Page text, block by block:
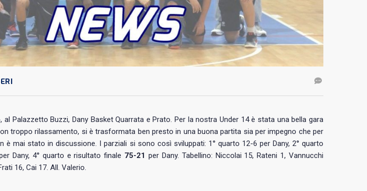
Palazzetto Buzzi, Dany Basket Quarrata e Prato. Per la nostra Under 14 è stata una bella gara
troppo rilassamento, si è trasformata ben presto in una buona partita sia per impegno che per
è mai stato in discussione. I parziali si sono così sviluppati: 1° quarto 12-6 per Dany, 2° quarto
Dany, 4° quarto e risultato finale 75-21 per Dany. Tabellino: Niccolai 15, Rateni 1, Vannucchi
16, Cai 17. All. Valerio.